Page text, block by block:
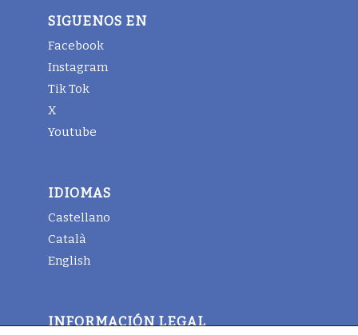
SIGUENOS EN
Facebook
Instagram
Tik Tok
X
Youtube
IDIOMAS
Castellano
Català
English
INFORMACIÓN LEGAL